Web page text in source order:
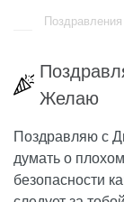
Желаю
Поздравляю с
думать о
безопасности